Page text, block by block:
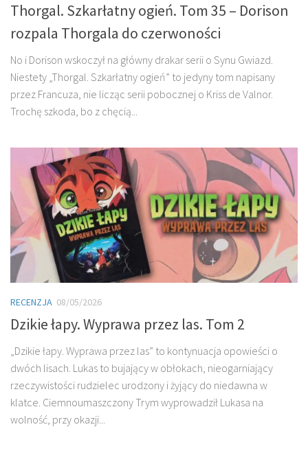
Thorgal. Szkarłatny ogień. Tom 35 – Dorison
rozpala Thorgala do czerwoności
No i Dorison wskoczył na główny drakar serii o Synu Gwiazd.
Niestety „Thorgal. Szkarłatny ogień” to jedyny tom napisany
przez Francuza, nie licząc serii pobocznej o Kriss de Valnor.
Trochę szkoda, bo z chęcią...
RECENZJA 08/05/2026
Dzikie łapy. Wyprawa przez las. Tom 2
„Dzikie łapy. Wyprawa przez las” to kontynuacja opowieści o
dwóch lisach. Lukas to bujający w obłokach, nieogarniający
rzeczywistości rudzielec urodzony i żyjący do niedawna w
klatce. Ciemnoumaszczony Trym wyprowadził Lukasa na
wolność, przy okazji...